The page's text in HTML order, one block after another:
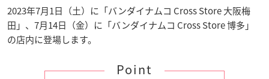
2023年7月1日（土）に「バンダイナムコ Cross Store 大阪梅
田」、7月14日（金）に「バンダイナムコ Cross Store 博多」
の店内に登場します。
Point